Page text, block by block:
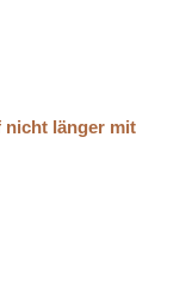
nicht länger mit